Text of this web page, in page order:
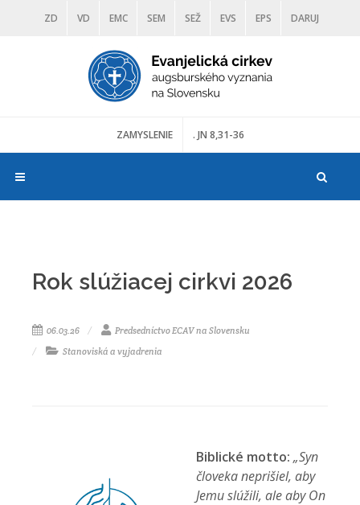
ZD VD EMC SEM SEŽ EVS EPS DARUJ
DIAKONIA ŠKOLY TRANOSCIUS
ZAMYSLENIE . JN 8,31-36
Rok slúžiacej cirkvi 2026
06.03.26
Predsedníctvo ECAV na Slovensku
Stanoviská a vyjadrenia
Biblické motto: „Syn
človeka neprišiel, aby
Jemu slúžili, ale aby On